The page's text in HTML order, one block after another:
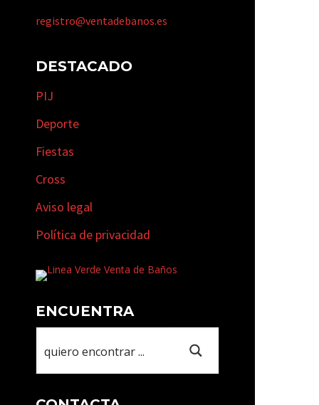
registro@ventadebanos.es
DESTACADO
PIJ
Deporte
Fiestas
Cross
Aviso legal
Política de privacidad
ENCUENTRA